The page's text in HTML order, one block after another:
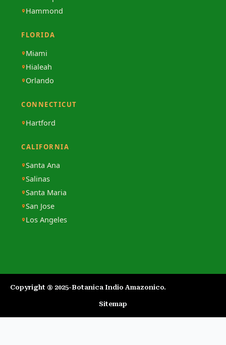
Hammond
FLORIDA
Miami
Hialeah
Orlando
CONNECTICUT
Hartford
CALIFORNIA
Santa Ana
Salinas
Santa Maria
San Jose
Los Angeles
Copyright ® 2025-Botanica Indio Amazonico.​
Sitemap